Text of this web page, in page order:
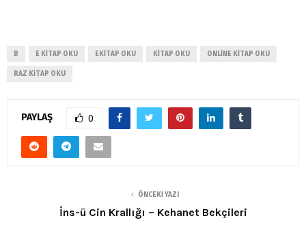
B E KITAP OKU EKITAP OKU KITAP OKU ONLINE KITAP OKU
RAZ KITAP OKU
PAYLAŞ 0
ÖNCEKI YAZI
İns-ü Cin Krallığı – Kehanet Bekçileri